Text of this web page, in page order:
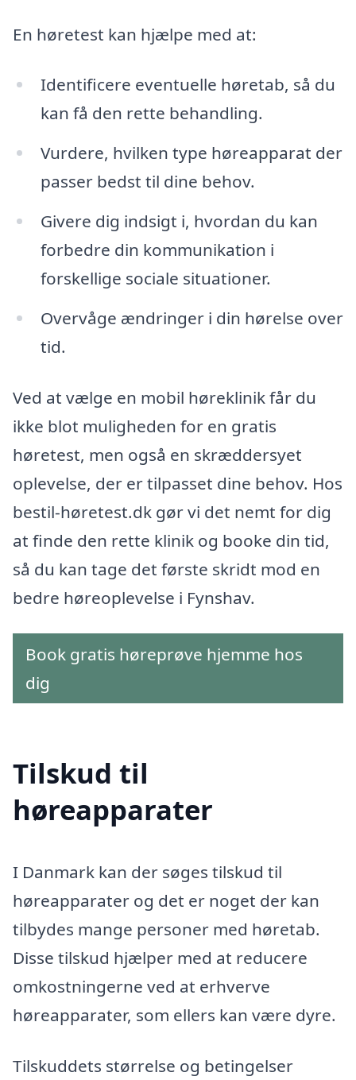
En høretest kan hjælpe med at:
Identificere eventuelle høretab, så du
kan få den rette behandling.
Vurdere, hvilken type høreapparat der
passer bedst til dine behov.
Givere dig indsigt i, hvordan du kan
forbedre din kommunikation i
forskellige sociale situationer.
Overvåge ændringer i din hørelse over
tid.
Ved at vælge en mobil høreklinik får du
ikke blot muligheden for en gratis
høretest, men også en skræddersyet
oplevelse, der er tilpasset dine behov. Hos
bestil-høretest.dk gør vi det nemt for dig
at finde den rette klinik og booke din tid,
så du kan tage det første skridt mod en
bedre høreoplevelse i Fynshav.
Book gratis høreprøve hjemme hos
dig
Tilskud til
høreapparater
I Danmark kan der søges tilskud til
høreapparater og det er noget der kan
tilbydes mange personer med høretab.
Disse tilskud hjælper med at reducere
omkostningerne ved at erhverve
høreapparater, som ellers kan være dyre.
Tilskuddets størrelse og betingelser